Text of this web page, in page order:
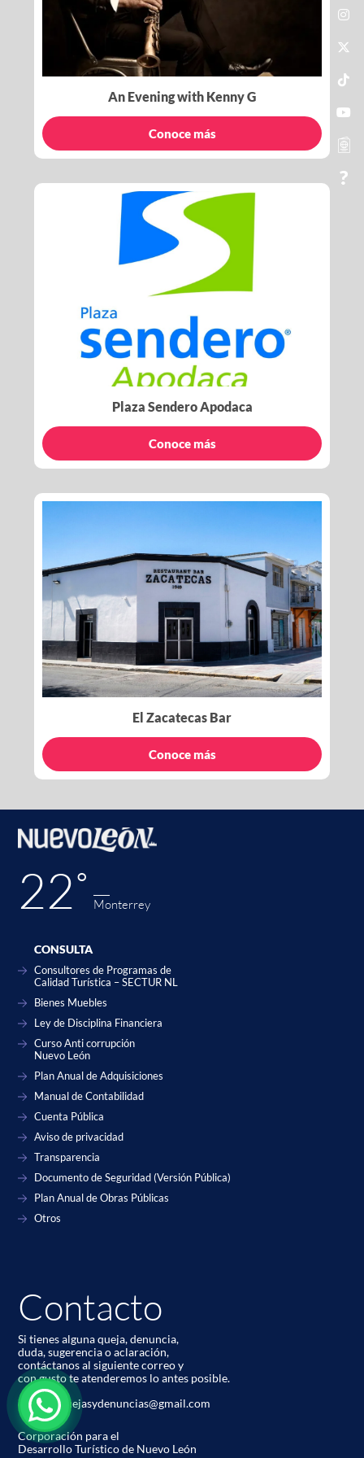
An Evening with Kenny G
Conoce más
Plaza Sendero Apodaca
Conoce más
El Zacatecas Bar
Conoce más
22˚ Monterrey
CONSULTA
Consultores de Programas de
Calidad Turística – SECTUR NL
Bienes Muebles
Ley de Disciplina Financiera
Curso Anti corrupción
Nuevo León
Plan Anual de Adquisiciones
Manual de Contabilidad
Cuenta Pública
Aviso de privacidad
Transparencia
Documento de Seguridad (Versión Pública)
Plan Anual de Obras Públicas
Otros
Contacto
Si tienes alguna queja, denuncia,
duda, sugerencia o aclaración,
contáctanos al siguiente correo y
con gusto te atenderemos lo antes posible.
codetur.quejasydenuncias@gmail.com
Corporación para el
Desarrollo Turístico de Nuevo León